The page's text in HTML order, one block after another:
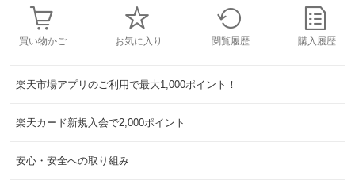
買い物かご お気に入り 閲覧履歴 購入履歴
楽天市場アプリのご利用で最大1,000ポイント！
楽天カード新規入会で2,000ポイント
安心・安全への取り組み